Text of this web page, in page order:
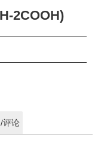
2COOH)
评论